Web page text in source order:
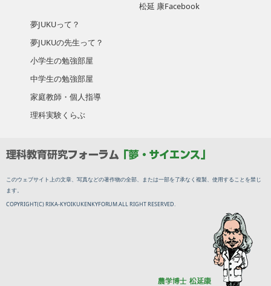
松延 康Facebook
夢JUKUって？
夢JUKUの先生って？
小学生の勉強部屋
中学生の勉強部屋
家庭教師・個人指導
理科実験くらぶ
このウェブサイト上の文章、写真などの著作物の全部、または一部を了承なく複製、使用することを禁じ
ます。
COPYRIGHT(C) RIKA-KYOIKUKENKYFORUM.ALL RIGHT RESERVED.